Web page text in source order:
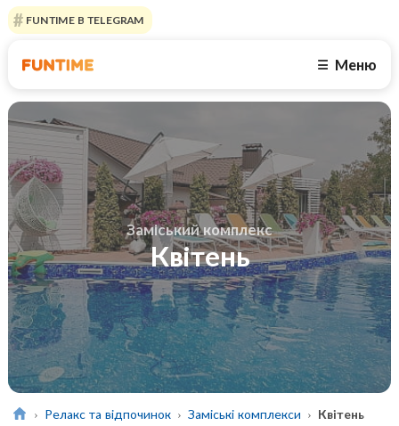
FUNTIME В TELEGRAM
☰ Меню
Заміський комплекс
Квітень
Релакс та відпочинок Заміські комплекси Квітень